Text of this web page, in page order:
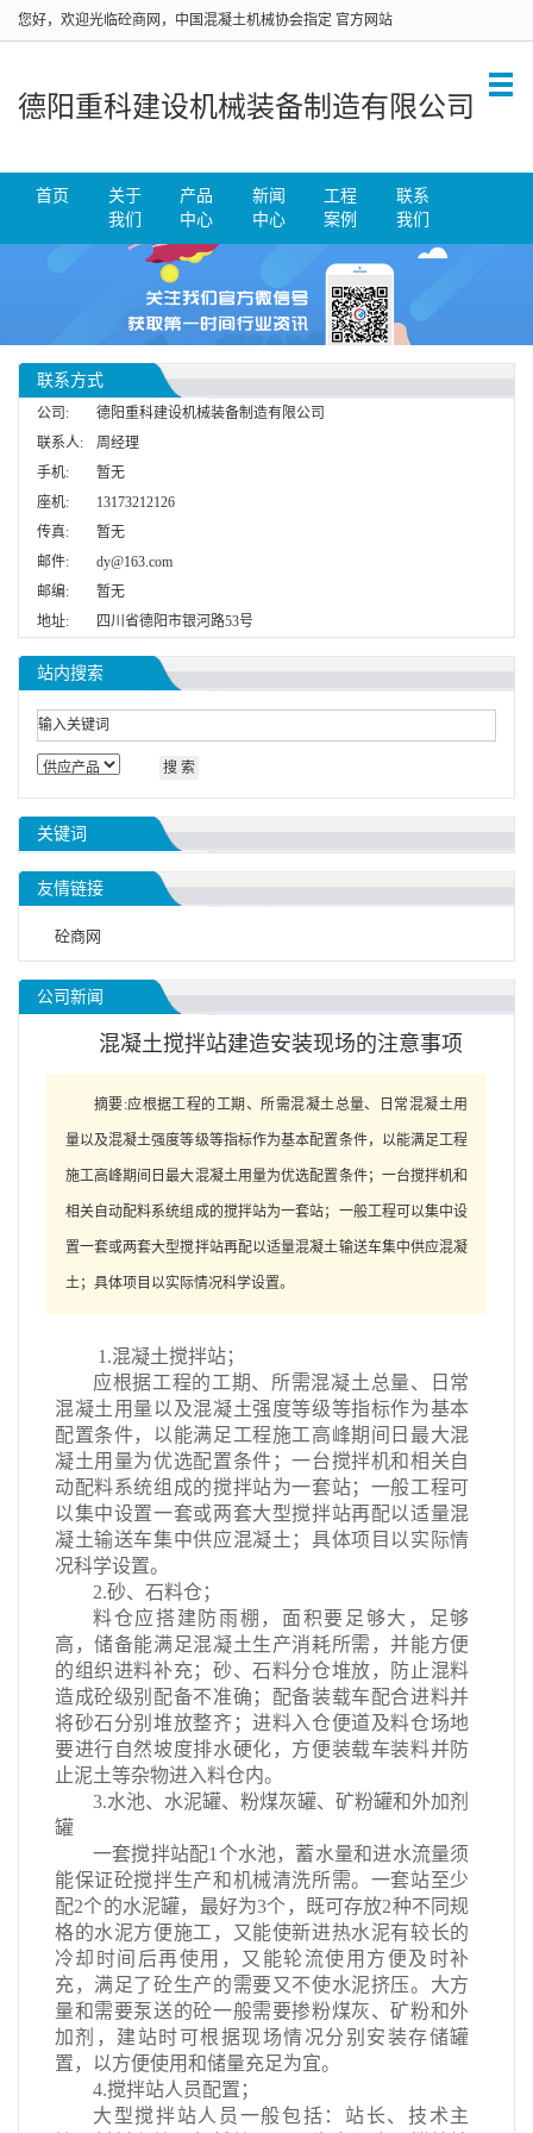
您好，欢迎光临砼商网，中国混凝土机械协会指定 官方网站
德阳重科建设机械装备制造有限公司
首页
关于
我们
产品
中心
新闻
中心
工程
案例
联系
我们
联系方式
公司:
德阳重科建设机械装备制造有限公司
联系人:
周经理
手机:
暂无
座机:
13173212126
传真:
暂无
邮件:
dy@163.com
邮编:
暂无
地址:
四川省德阳市银河路53号
站内搜索
关键词
友情链接
砼商网
公司新闻
混凝土搅拌站建造安装现场的注意事项
摘要:应根据工程的工期、所需混凝土总量、日常混凝土用
量以及混凝土强度等级等指标作为基本配置条件，以能满足工程
施工高峰期间日最大混凝土用量为优选配置条件；一台搅拌机和
相关自动配料系统组成的搅拌站为一套站；一般工程可以集中设
置一套或两套大型搅拌站再配以适量混凝土输送车集中供应混凝
土；具体项目以实际情况科学设置。
1.混凝土搅拌站；
应根据工程的工期、所需混凝土总量、日常
混凝土用量以及混凝土强度等级等指标作为基本
配置条件，以能满足工程施工高峰期间日最大混
凝土用量为优选配置条件；一台搅拌机和相关自
动配料系统组成的搅拌站为一套站；一般工程可
以集中设置一套或两套大型搅拌站再配以适量混
凝土输送车集中供应混凝土；具体项目以实际情
况科学设置。
2.砂、石料仓；
料仓应搭建防雨棚，面积要足够大，足够
高，储备能满足混凝土生产消耗所需，并能方便
的组织进料补充；砂、石料分仓堆放，防止混料
造成砼级别配备不准确；配备装载车配合进料并
将砂石分别堆放整齐；进料入仓便道及料仓场地
要进行自然坡度排水硬化，方便装载车装料并防
止泥土等杂物进入料仓内。
3.水池、水泥罐、粉煤灰罐、矿粉罐和外加剂
罐
一套搅拌站配1个水池，蓄水量和进水流量须
能保证砼搅拌生产和机械清洗所需。一套站至少
配2个的水泥罐，最好为3个，既可存放2种不同规
格的水泥方便施工，又能使新进热水泥有较长的
冷却时间后再使用，又能轮流使用方便及时补
充，满足了砼生产的需要又不使水泥挤压。大方
量和需要泵送的砼一般需要掺粉煤灰、矿粉和外
加剂，建站时可根据现场情况分别安装存储罐
置，以方便使用和储量充足为宜。
4.搅拌站人员配置；
大型搅拌站人员一般包括：站长、技术主